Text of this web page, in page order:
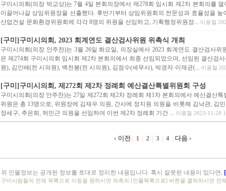
구미시의회(의장 박교상)는 7월 4일 본회의장에서 제278회 임시회 제2차 본회의를
이끌어나갈 상임위원장을 선출했다. 후반기부터 상임위원회의 전문성과 효율성을
산업건설·문화환경위원회에 각각 8명의 위원을 선임하고, 기획행정위원장... 이용철
[구미]구미시의회, 2023 회계연도 결산검사위원 위촉식 개최
구미시의회(의장 안주찬)는 3월 26일 화요일, 의장실에서 2023 회계연도 결산검사위
은 제274회 구미시의회 임시회 제2차 본회의에서 최종 선임되었으며, 선임된 결산검
원), 김인배(전 시의원), 백천봉(전 시의원), 김점수(세무사), 박경자·이재균(... 이용철
[구미]구미시의회, 제272회 제2차 정례회 예산결산특별위원회 구성
구미시의회(의장 안주찬)는 27일 제272회 제2차 정례회 제1차 본회의에서 예산결산
위원은 총 13명으로, 위원장에 김재우 의원, 간사에 정지원 의원을 비롯해 김낙관, 김
장세구, 추은희, 허민근 의원을 선임하여 이번 제2차 정례회 기간 ... 이용철 2023-11-28
이전 1 2 3 4 다음
위 인물정보는 공개된 정보를 토대로 정리한 내용입니다. 혹시 잘못된 내용이 있다면,
구미사람들의 전체 목록으로 이동을 원하시면 좌측의 [인물목록으로] 버튼을 클릭하시면 전